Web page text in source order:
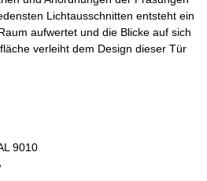
Lichtausschnitten entsteht ein
aufwertet und die Blicke auf sich
verleiht dem Design dieser Tür
9010